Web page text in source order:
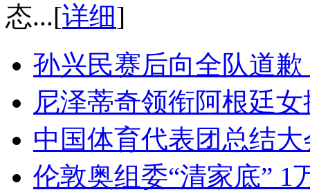
态...[详细]
孙兴民赛后向全队道
尼泽蒂奇领衔阿根廷
中国体育代表团总结
伦敦奥组委“清家底” 1